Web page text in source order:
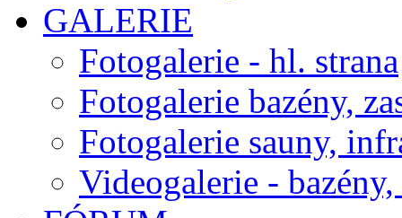
GALERIE
Fotogalerie - hl. strana
Fotogalerie bazény,
Fotogalerie sauny,
Videogalerie - bazény,